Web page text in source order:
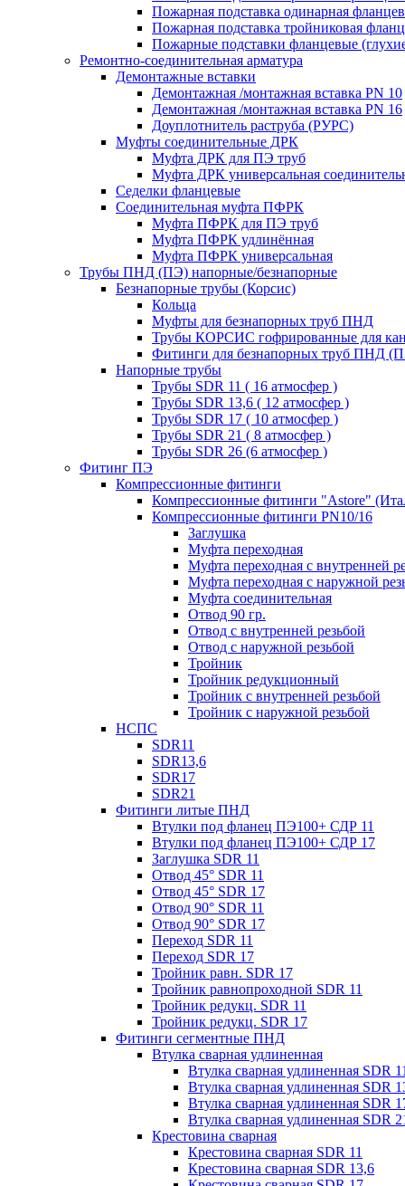
Пожарная подставка одинарная
Пожарная подставка тройниковая
Пожарные подставки фланцевые
Ремонтно-соединительная арматура
Демонтажные вставки
Демонтажная /монтажная вставка PN 10
Демонтажная /монтажная вставка PN 16
Доуплотнитель раструба (РУРС)
Муфты соединительные ДРК
Муфта ДРК для ПЭ труб
Муфта ДРК универсальная
Седелки фланцевые
Соединительная муфта ПФРК
Муфта ПФРК для ПЭ труб
Муфта ПФРК удлинённая
Муфта ПФРК универсальная
Трубы ПНД (ПЭ) напорные/безнапорные
Безнапорные трубы (Корсис)
Кольца
Муфты для безнапорных труб ПНД
Трубы КОРСИС гофрированные для
Фитинги для безнапорных труб ПНД
Напорные трубы
Трубы SDR 11 ( 16 атмосфер )
Трубы SDR 13,6 ( 12 атмосфер )
Трубы SDR 17 ( 10 атмосфер )
Трубы SDR 21 ( 8 атмосфер )
Трубы SDR 26 (6 атмосфер )
Фитинг ПЭ
Компрессионные фитинги
Компрессионные фитинги "Astore"
Компрессионные фитинги PN10/16
Заглушка
Муфта переходная
Муфта переходная с внутренней
Муфта переходная с наружной
Муфта соединительная
Отвод 90 гр.
Отвод с внутренней резьбой
Отвод с наружной резьбой
Тройник
Тройник редукционный
Тройник с внутренней резьбой
Тройник с наружной резьбой
НСПС
SDR11
SDR13,6
SDR17
SDR21
Фитинги литые ПНД
Втулки под фланец ПЭ100+ СДР 11
Втулки под фланец ПЭ100+ СДР 17
Заглушка SDR 11
Отвод 45° SDR 11
Отвод 45° SDR 17
Отвод 90° SDR 11
Отвод 90° SDR 17
Переход SDR 11
Переход SDR 17
Тройник равн. SDR 17
Тройник равнопроходной SDR 11
Тройник редукц. SDR 11
Тройник редукц. SDR 17
Фитинги сегментные ПНД
Втулка сварная удлиненная
Втулка сварная удлиненная SDR 11
Втулка сварная удлиненная SDR
Втулка сварная удлиненная SDR
Втулка сварная удлиненная SDR
Крестовина сварная
Крестовина сварная SDR 11
Крестовина сварная SDR 13,6